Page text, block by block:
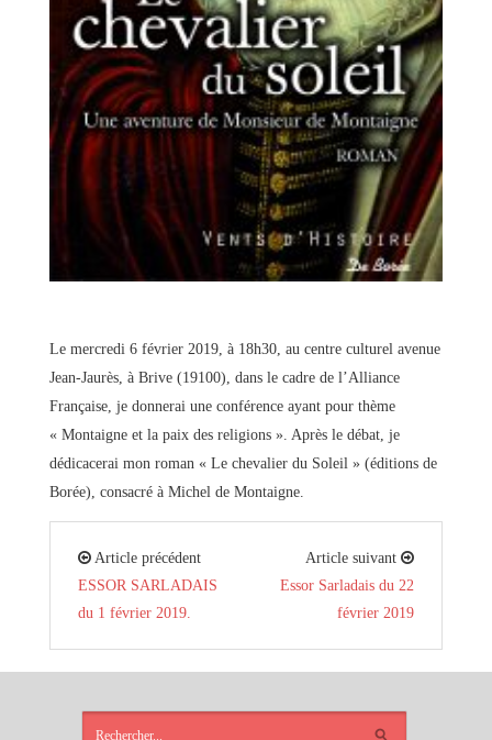
Le mercredi 6 février 2019, à 18h30, au centre culturel avenue
Jean-Jaurès, à Brive (19100), dans le cadre de l’Alliance
Française, je donnerai une conférence ayant pour thème
« Montaigne et la paix des religions ». Après le débat, je
dédicacerai mon roman « Le chevalier du Soleil » (éditions de
Borée), consacré à Michel de Montaigne.
Article précédent
ESSOR SARLADAIS
du 1 février 2019.
Article suivant
Essor Sarladais du 22
février 2019